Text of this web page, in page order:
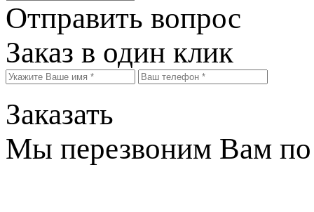
Отправить вопрос
Заказ в один клик
Заказать
Мы перезвоним Вам по